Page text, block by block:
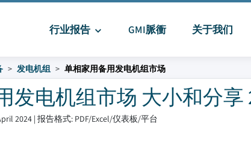
行业报告 GMI脈衝 关于我们
发电机组 单相家用备用发电机组市场
发电机组市场 大小和分享
2024 | 报告格式: PDF/Excel/仪表板/平台